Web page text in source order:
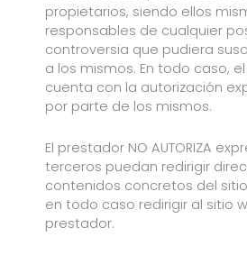
propietarios, siendo ellos
responsables de cualquier
controversia que pudiera
a los mismos. En todo caso,
cuenta con la autorización
por parte de los mismos.
El prestador NO AUTORIZA
terceros puedan redirigir
contenidos concretos del
en todo caso redirigir al sitio
prestador.